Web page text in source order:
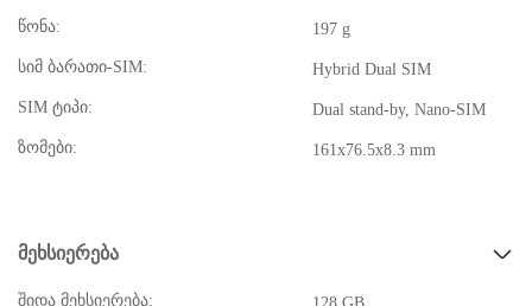
წონა: 197 g
სიმ ბარათი-SIM: Hybrid Dual SIM
SIM ტიპი: Dual stand-by, Nano-SIM
ზომები: 161x76.5x8.3 mm
მეხსიერება
შიდა მეხსიერება: